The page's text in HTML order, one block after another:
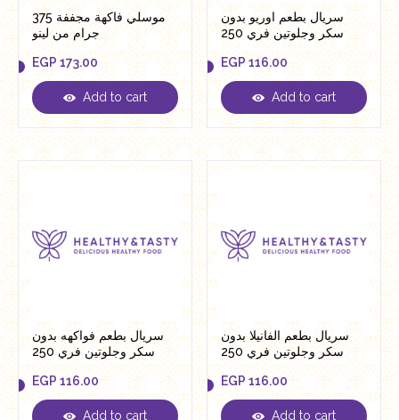
موسلي فاكهة مجففة 375
جرام من لينو
EGP 173.00
EGP 173.00
Add to cart
سريال بطعم اوريو بدون
سكر وجلوتين فري 250
جرام من فيردي
EGP 116.00
EGP 116.00
Add to cart
سريال بطعم فواكهه بدون
سكر وجلوتين فري 250
جرام من فيردي
EGP 116.00
Add to cart
سريال بطعم الفانيلا بدون
سكر وجلوتين فري 250
جرام من فيردي
EGP 116.00
Add to cart